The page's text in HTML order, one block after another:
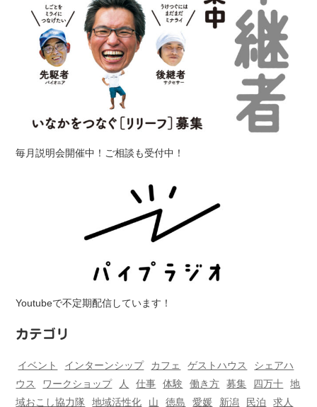
毎月説明会開催中！ご相談も受付中！
Youtubeで不定期配信しています！
カテゴリ
イベント インターンシップ カフェ ゲストハウス
シェアハ
ウス
ワークショップ 人 仕事 体験 働き方 募集 四万十
地
域おこし協力隊
地域活性化 山 徳島 愛媛 新潟 民泊 求人